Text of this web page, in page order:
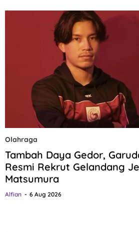
Olahraga
Tambah Daya Gedor,
Resmi Rekrut Gelandang
Matsumura
Alfian 6 Aug 2026